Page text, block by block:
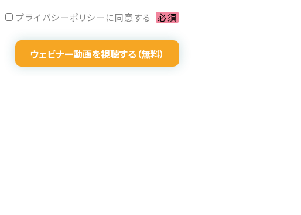
プライバシーポリシーに同意する 必須